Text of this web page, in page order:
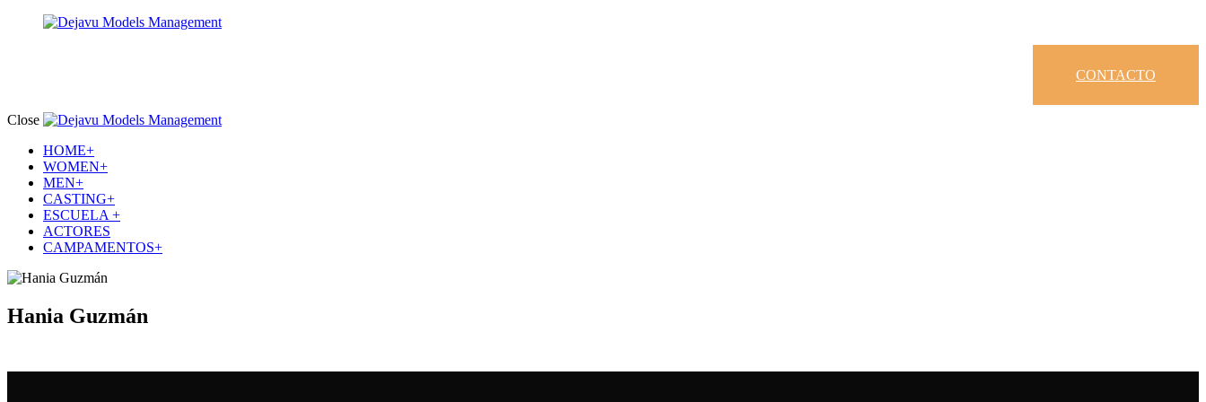
CONTACTO
Close
HOME+
WOMEN+
MEN+
CASTING+
ESCUELA +
ACTORES
CAMPAMENTOS+
Hania Guzmán